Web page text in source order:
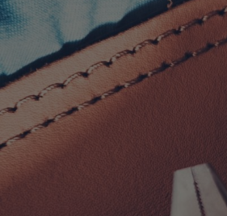
Bouwservice